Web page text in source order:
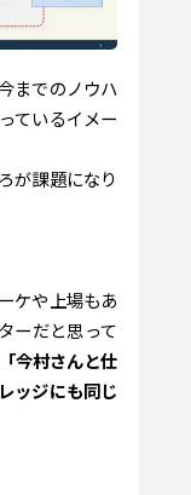
までのノウハ
ているイメー
が課題になり
ケや上場もあ
ーだと思って
今村さんと仕
ッジにも同じ